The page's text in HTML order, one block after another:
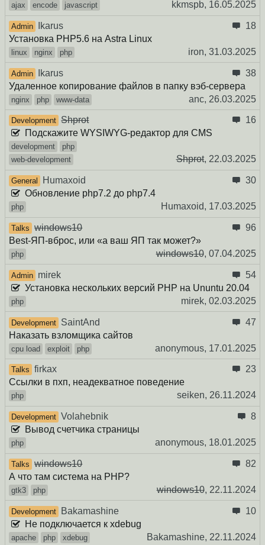
ajax encode javascript kkmspb, 16.05.2025
Admin Ikarus
18
Установка PHP5.6 на Astra Linux
linux nginx php iron, 31.03.2025
Admin Ikarus
38
Удаленное копирование файлов в папку вэб-сервера
nginx php www-data anc, 26.03.2025
Development Shprot
16
Подскажите WYSIWYG-редактор для CMS
development
php
web-development
Shprot, 22.03.2025
General Humaxoid
30
Обновление php7.2 до php7.4
php Humaxoid, 17.03.2025
Talks windows10
96
Best-ЯП-вброс, или «а ваш ЯП так может?»
php windows10, 07.04.2025
Admin mirek
54
Установка нескольких версий PHP на Ununtu 20.04
php mirek, 02.03.2025
Development SaintAnd
47
Наказать взломщика сайтов
cpu load exploit php anonymous, 17.01.2025
Talks firkax
23
Ссылки в пхп, неадекватное поведение
php seiken, 26.11.2024
Development Volahebnik
8
Вывод счетчика страницы
php anonymous, 18.01.2025
Talks windows10
82
А что там система на PHP?
gtk3 php windows10, 22.11.2024
Development Bakamashine
10
Не подключается к xdebug
apache php xdebug Bakamashine, 22.11.2024